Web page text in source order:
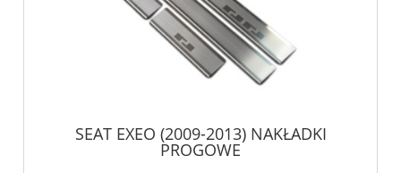
SEAT EXEO (2009-2013) NAKŁADKI
PROGOWE